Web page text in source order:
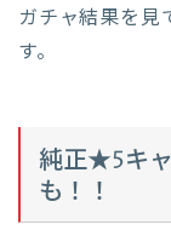
ガチャ結果を見
す。
純正★5キ
も！！